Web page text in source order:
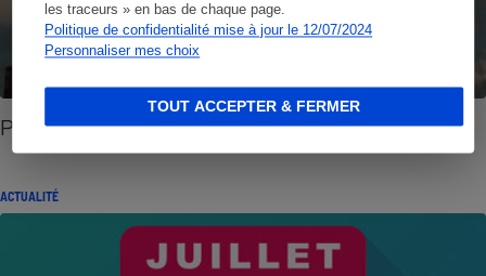
les traceurs » en bas de chaque page.
Politique de confidentialité mise à jour le 12/07/2024
Personnaliser mes choix
TOUT ACCEPTER & FERMER
Pollution atmosphérique
ACTUALITÉ